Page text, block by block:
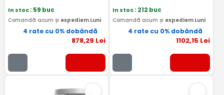
In stoc: 59 buc
Comandă acum și expediem Luni
4 rate cu 0% dobândă
878,29 Lei
In stoc: 212 buc
Comandă acum și expediem Luni
4 rate cu 0% dobândă
1102,15 Lei